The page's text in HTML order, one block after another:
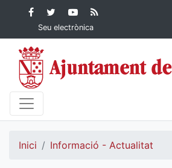
Contingut principalFacebook
Ajuntament de Dénia
Twitter
Ajuntament de
Dénia
YouTube
Ajuntament
de Dénia
Ajuntament
Seu electrònica
Inici Informació - Actualitat